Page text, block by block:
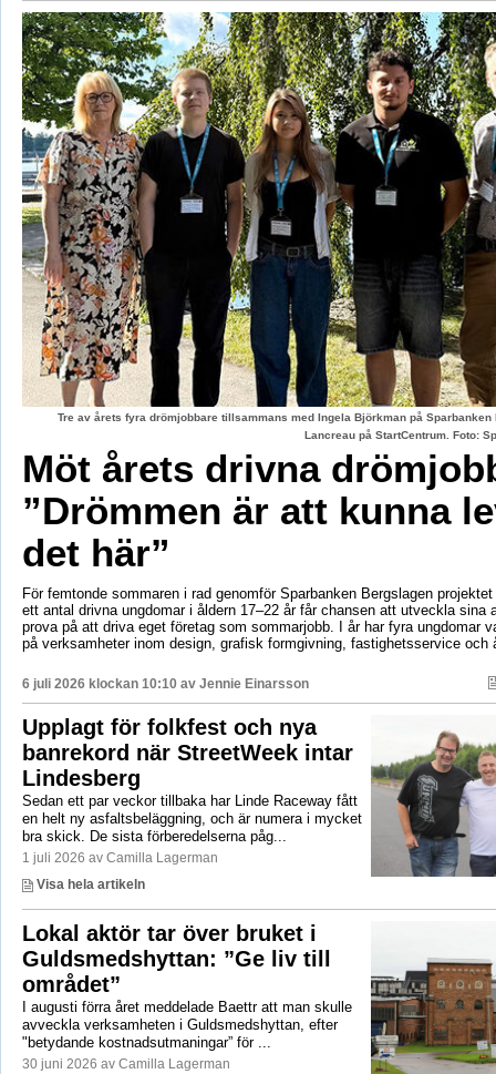
Tre av årets fyra drömjobbare tillsammans med Ingela Björkman på
Lancreau på StartCentrum. Foto:
Möt årets drivna
”Drömmen är att kunna
det här”
För femtonde sommaren i rad genomför Sparbanken Bergslagen
ett antal drivna ungdomar i åldern 17–22 år får chansen att utveckla sina
prova på att driva eget företag som sommarjobb. I år har fyra ungdomar
på verksamheter inom design, grafisk formgivning, fastighetsservice och
6 juli 2026 klockan 10:10 av Jennie Einarsson
Upplagt för folkfest och nya
banrekord när StreetWeek intar
Lindesberg
Sedan ett par veckor tillbaka har Linde Raceway fått
en helt ny asfaltsbeläggning, och är numera i mycket
bra skick. De sista förberedelserna påg...
1 juli 2026 av Camilla Lagerman
Visa hela artikeln
Lokal aktör tar över bruket i
Guldsmedshyttan: ”Ge liv till
området”
I augusti förra året meddelade Baettr att man skulle
avveckla verksamheten i Guldsmedshyttan, efter
"betydande kostnadsutmaningar” för ...
30 juni 2026 av Camilla Lagerman